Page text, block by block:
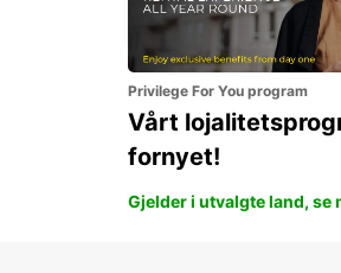
WESEL - GERMANY
Privilege For You program
Vårt
fornyet!
Gjelder i utvalgte land, se